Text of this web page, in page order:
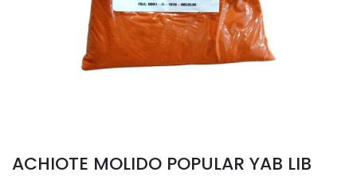
ACHIOTE MOLIDO POPULAR YAB LIB